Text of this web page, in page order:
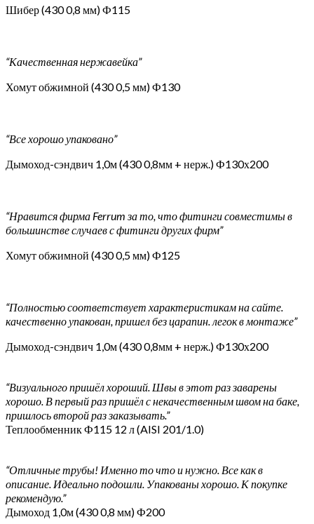
Шибер (430 0,8 мм) Ф115
“Качественная нержавейка”
Хомут обжимной (430 0,5 мм) Ф130
“Все хорошо упаковано”
Дымоход-сэндвич 1,0м (430 0,8мм + нерж.) Ф130х200
“Нравится фирма Ferrum за то, что фитинги совместимы в
большинстве случаев с фитинги других фирм”
Хомут обжимной (430 0,5 мм) Ф125
“Полностью соответствует характеристикам на сайте.
качественно упакован, пришел без царапин. легок в монтаже”
Дымоход-сэндвич 1,0м (430 0,8мм + нерж.) Ф130х200
“Визуального пришёл хороший. Швы в этот раз заварены
хорошо. В первый раз пришёл с некачественным швом на баке,
пришлось второй раз заказывать.”
Теплообменник Ф115 12 л (AISI 201/1.0)
“Отличные трубы! Именно то что и нужно. Все как в
описание. Идеально подошли. Упакованы хорошо. К покупке
рекомендую.”
Дымоход 1,0м (430 0,8 мм) Ф200